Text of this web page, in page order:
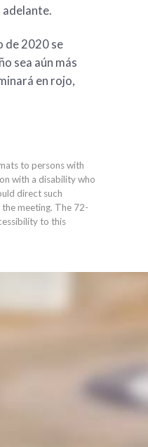
de 2020 se
sea aún más
en rojo,
to persons with
with a disability who
direct such
meeting. The 72-
to this